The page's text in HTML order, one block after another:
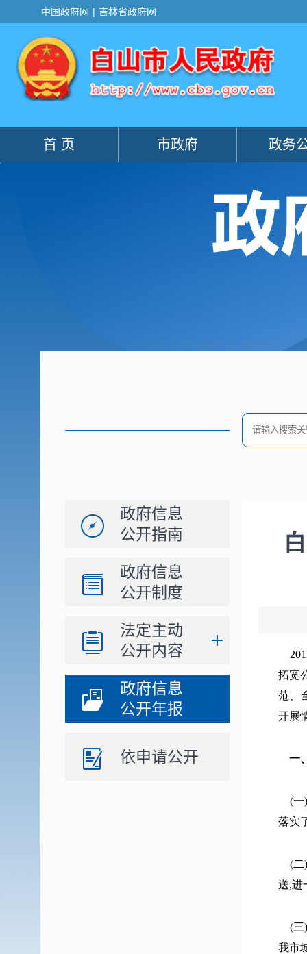
政府信息
公开指南
政府信息
公开制度
法定主动
公开内容
政府信息
公开年报
依申请公开
拓宽
范、
开展
一
(一
落实
(二
送,进
(三
我市